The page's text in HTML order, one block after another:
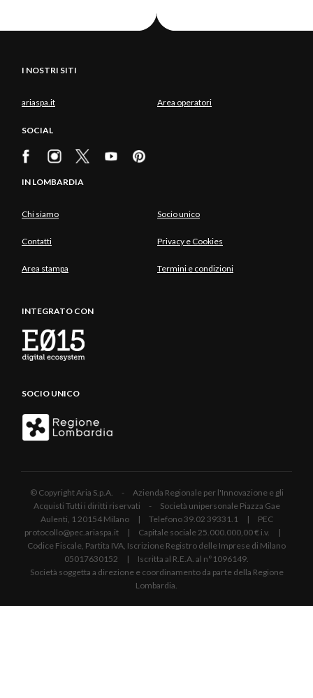
I NOSTRI SITI
ariaspa.it Area operatori
SOCIAL
IN LOMBARDIA
Chi siamo Socio unico
Contatti Privacy e Cookies
Area stampa Termini e condizioni
INTEGRATO CON
SOCIO UNICO
© Copyright Aria S.p.A. - Azienda Regionale per l'Innovazione e gli
Acquisti Tutti i diritti riservati - Società unipersonale Piazza Gae
Aulenti, 1 20154 Milano | Telefono 39.02 39331.1 | PEC
protocollo@pec.ariaspa.it | Capitale sociale 25.000.000,00 € i.v. |
Codice Fiscale, Partita IVA, Iscrizione Registro delle Imprese di Milano
05017630152 | Iscritta al R.E.A. al n°1096149.
Società soggetta a direzione e coordinamento da parte della Regione
Lombardia.